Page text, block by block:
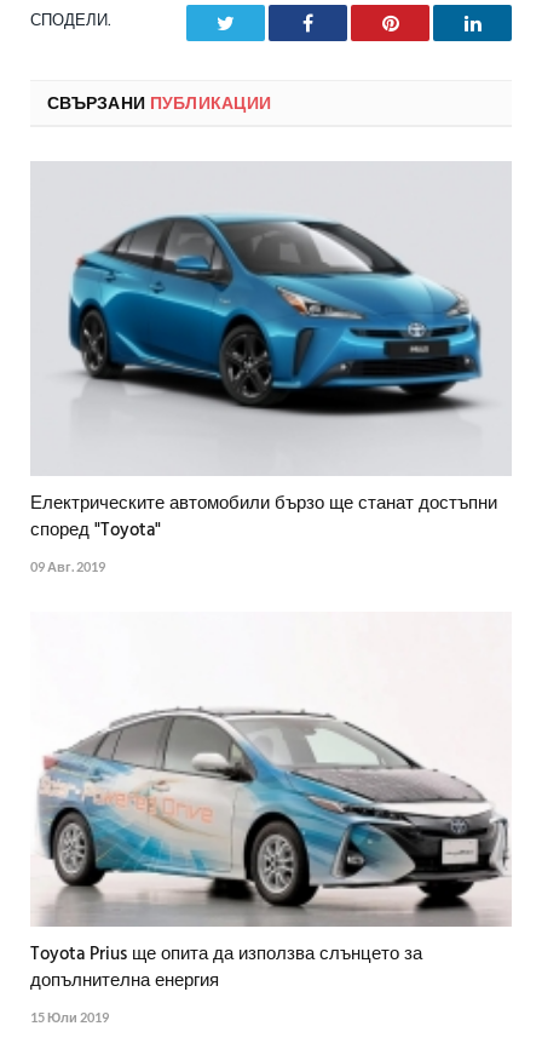
СПОДЕЛИ. Facebook Pinterest
СВЪРЗАНИ ПУБЛИКАЦИИ
Електрическите автомобили бързо ще станат достъпни
според "Toyota"
09 Авг. 2019
Toyota Prius ще опита да използва слънцето за
допълнителна енергия
15 Юли 2019